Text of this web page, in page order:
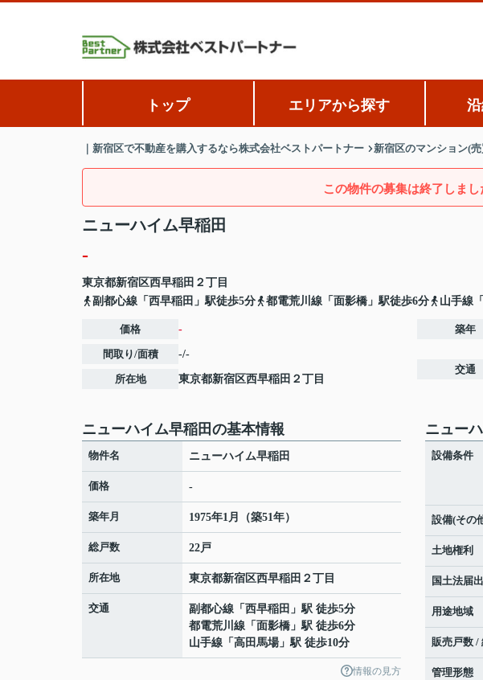
トップ エリアから探す
｜新宿区で不動産を購入するなら株式会社ベストパートナー 新宿区のマンション(
この物件の募集は終了しまし
ニューハイム早稲田
-
東京都新宿区西早稲田 ２丁目
副都心線「西早稲田」駅徒歩5分
都電荒川線「面影橋」駅徒歩6分 山手線
価格 -
間取り/面積 -/-
所在地 東京都新宿区西早稲田 ２丁目
築年
交通
ニューハイム早稲田の基本情報
物件名 ニューハイム早稲田
価格 -
築年月 1975年1月（築51年）
総戸数 22戸
所在地 東京都新宿区西早稲田 ２丁目
交通 副都心線 「 西早稲田 」駅 徒歩5分
都電荒川線 「 面影橋 」駅 徒歩6分
山手線 「 高田馬場」駅 徒歩10分
情報の見方
ニュー
設備条件
設備(その
土地権利
国土法届出
用途地域
販売戸数 /
管理形態